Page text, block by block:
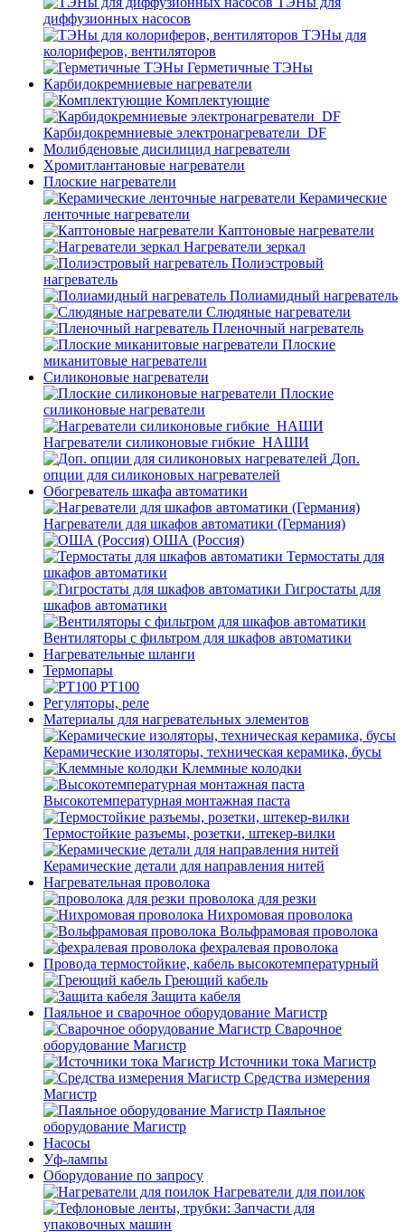
диффузионных насосов
ТЭНы для
колориферов, вентиляторов
Герметичные ТЭНы
Карбидокремниевые нагреватели
Комплектующие
Карбидокремниевые электронагреватели_DF
Молибденовые дисилицид нагреватели
Хромитлантановые нагреватели
Плоские нагреватели
Керамические
ленточные нагреватели
Каптоновые нагреватели
Нагреватели зеркал
Полиэстровый
нагреватель
Полиамидный нагреватель
Слюдяные нагреватели
Пленочный нагреватель
Плоские
миканитовые нагреватели
Силиконовые нагреватели
Плоские
силиконовые нагреватели
Нагреватели силиконовые гибкие_НАШИ
Доп.
опции для силиконовых нагревателей
Обогреватель шкафа автоматики
Нагреватели для шкафов автоматики (Германия)
ОША (Россия)
Термостаты для
шкафов автоматики
Гигростаты для
шкафов автоматики
Вентиляторы с фильтром для шкафов автоматики
Нагревательные шланги
Термопары
PT100
Регуляторы, реле
Материалы для нагревательных элементов
Керамические изоляторы, техническая керамика, бусы
Клеммные колодки
Высокотемпературная монтажная паста
Термостойкие разъемы, розетки, штекер-вилки
Керамические детали для направления нитей
Нагревательная проволока
проволока для резки
Нихромовая проволока
Вольфрамовая проволока
фехралевая проволока
Провода термостойкие, кабель высокотемпературный
Греющий кабель
Защита кабеля
Паяльное и сварочное оборудование Магистр
Сварочное
оборудование Магистр
Источники тока Магистр
Средства измерения
Магистр
Паяльное
оборудование Магистр
Насосы
Уф-лампы
Оборудование по запросу
Нагреватели для поилок